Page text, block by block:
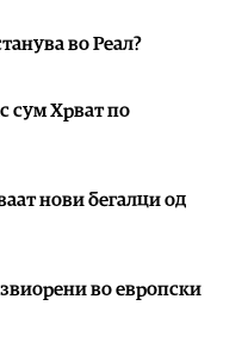
во Реал?
сум Хрват по
нови бегалци од
во европски